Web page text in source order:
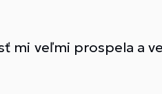
mi veľmi prospela a